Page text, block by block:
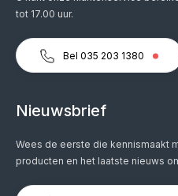
tot 17.00 uur.
Bel 035 203 1380
Nieuwsbrief
Wees de eerste die kennismaakt
producten en het laatste nieuws